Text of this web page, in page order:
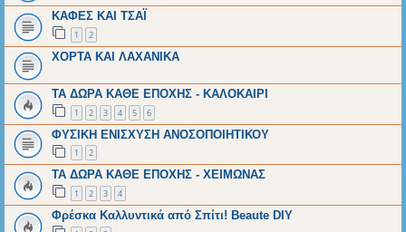
ΚΑΦΕΣ ΚΑΙ ΤΣΑΪ
1 2
ΧΟΡΤΑ ΚΑΙ ΛΑΧΑΝΙΚΑ
ΤΑ ΔΩΡΑ ΚΑΘΕ ΕΠΟΧΗΣ - ΚΑΛΟΚΑΙΡΙ
1 2 3 4 5 6
ΦΥΣΙΚΗ ΕΝΙΣΧΥΣΗ ΑΝΟΣΟΠΟΙΗΤΙΚΟΥ
1 2
ΤΑ ΔΩΡΑ ΚΑΘΕ ΕΠΟΧΗΣ - ΧΕΙΜΩΝΑΣ
1 2 3 4
Φρέσκα Καλλυντικά από Σπίτι! Beaute DIY